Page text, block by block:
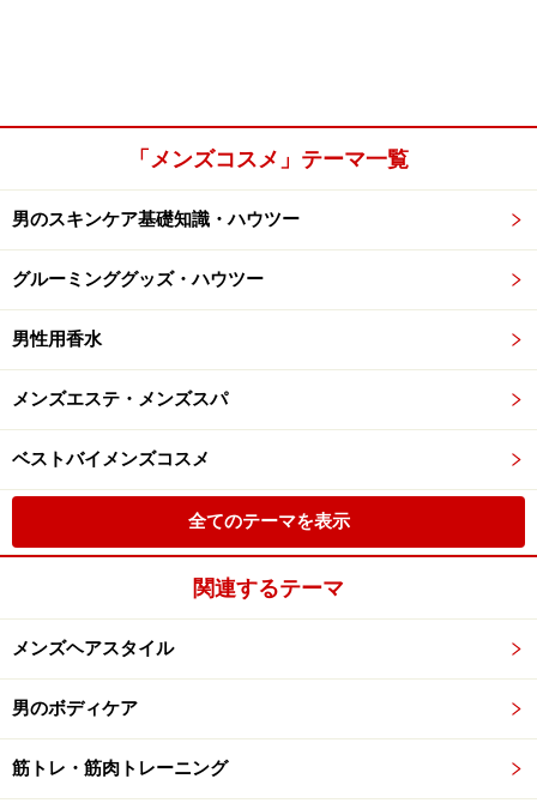
「メンズコスメ」テーマ一覧
男のスキンケア基礎知識・ハウツー
グルーミンググッズ・ハウツー
男性用香水
メンズエステ・メンズスパ
ベストバイメンズコスメ
全てのテーマを表示
関連するテーマ
メンズヘアスタイル
男のボディケア
筋トレ・筋肉トレーニング